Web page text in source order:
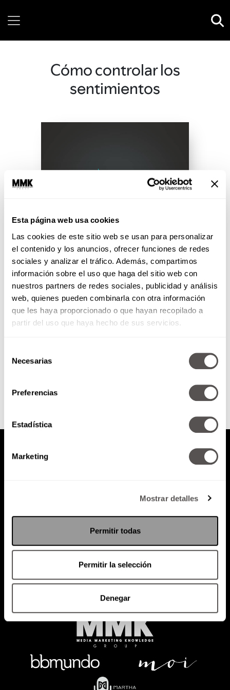
Esta página web usa cookies
Las cookies de este sitio web se usan para personalizar
el contenido y los anuncios, ofrecer funciones de redes
sociales y analizar el tráfico. Además, compartimos
información sobre el uso que haga del sitio web con
nuestros partners de redes sociales, publicidad y análisis
web, quienes pueden combinarla con otra información
que les haya proporcionado o que hayan recopilado a
partir del uso que haya hecho de sus servicios.
Necesarias
Preferencias
Estadística
Marketing
Mostrar detalles
Permitir todas
Permitir la selección
Denegar
Cómo controlar los
sentimientos
¿Qué tan insoportable eres?
OJO, lo peor de ser “insoportable”
no es qué tanto lo sean para los
demás y su entorno, sino que...
Política de Privacidad
RADIO MARTHA